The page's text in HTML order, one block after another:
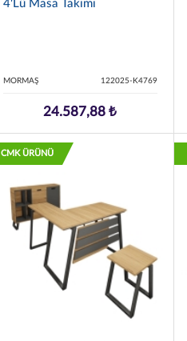
4'lü Masa Takımı
MORMAŞ 122025-K4769
24.587,88 ₺
CMK ÜRÜNÜ